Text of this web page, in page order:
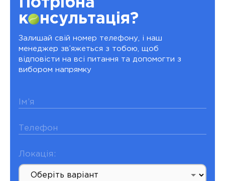
Потрібна
к
нсультація?
Залишай свій номер телефону, і наш
менеджер зв’яжеться з тобою, щоб
відповісти на всі питання та допомогти з
вибором напрямку
Ім’я
Телефон
Локація: